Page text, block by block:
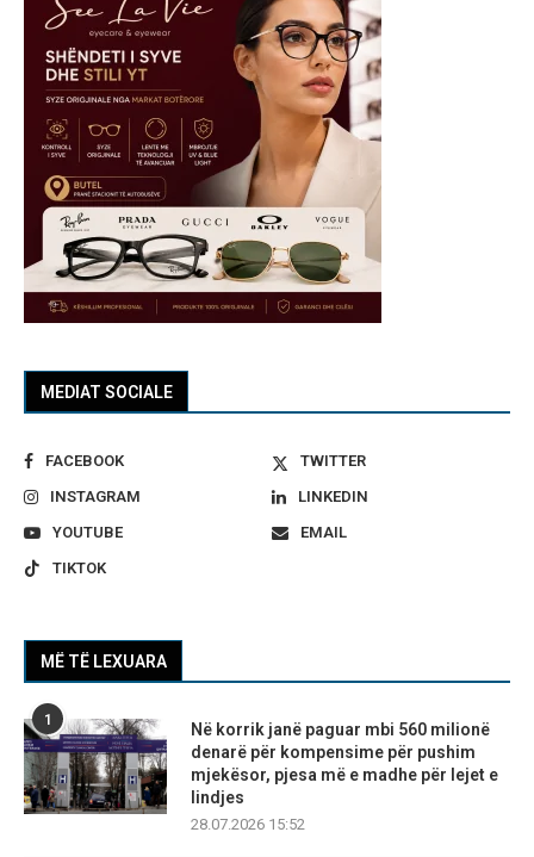
MEDIAT SOCIALE
FACEBOOK
TWITTER
INSTAGRAM
LINKEDIN
YOUTUBE
EMAIL
TIKTOK
MË TË LEXUARA
1
Në korrik janë paguar mbi 560 milionë
denarë për kompensime për pushim
mjekësor, pjesa më e madhe për lejet e
lindjes
28.07.2026 15:52